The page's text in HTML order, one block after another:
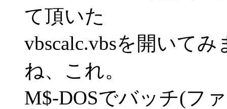
て頂いた
vbscalc.vbsを開いて
ね、これ。
M$-DOSでバッチ(フ